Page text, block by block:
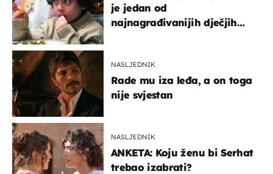
je jedan od
najnagrađivanijih dječjih
NASLJEDNIK
Rade mu iza leđa, a on toga
nije svjestan
NASLJEDNIK
ANKETA: Koju ženu bi Serhat
trebao izabrati?